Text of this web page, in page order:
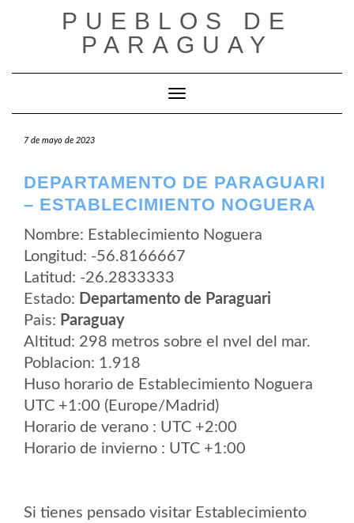
PUEBLOS DE
PARAGUAY
Cambiar modo de navegación
7 de mayo de 2023
DEPARTAMENTO DE PARAGUARI
– ESTABLECIMIENTO NOGUERA
Nombre: Establecimiento Noguera
Longitud: -56.8166667
Latitud: -26.2833333
Estado: Departamento de Paraguari
Pais: Paraguay
Altitud: 298 metros sobre el nvel del mar.
Poblacion: 1.918
Huso horario de Establecimiento Noguera
UTC +1:00 (Europe/Madrid)
Horario de verano : UTC +2:00
Horario de invierno : UTC +1:00
Si tienes pensado visitar Establecimiento